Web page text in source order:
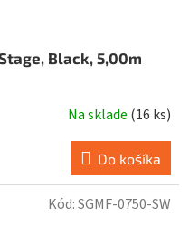
Black, 5,00m
Na sklade (16 ks)
Do košíka
Kód:SGMF-0750-SW